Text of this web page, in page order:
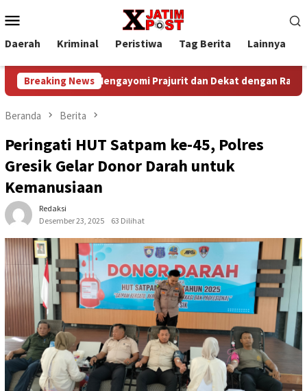
ke
kontenMobile
Daerah Kriminal Peristiwa Tag Berita Lainnya
Breaking News
yang Mengayomi Prajurit dan Dekat dengan Rakyat
Beranda Berita
Peringati HUT Satpam ke-45, Polres
Gresik Gelar Donor Darah untuk
Kemanusiaan
Redaksi
Desember 23, 2025
63 Dilihat